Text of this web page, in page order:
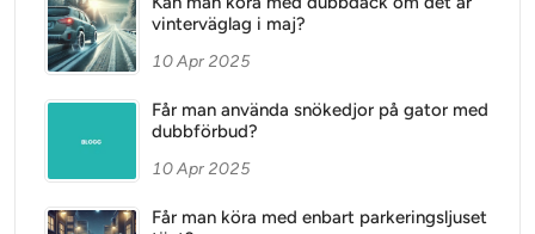
vinterväglag i maj?
10 Apr 2025
Får man använda snökedjor på gator med
dubbförbud?
10 Apr 2025
Får man köra med enbart parkeringsljuset